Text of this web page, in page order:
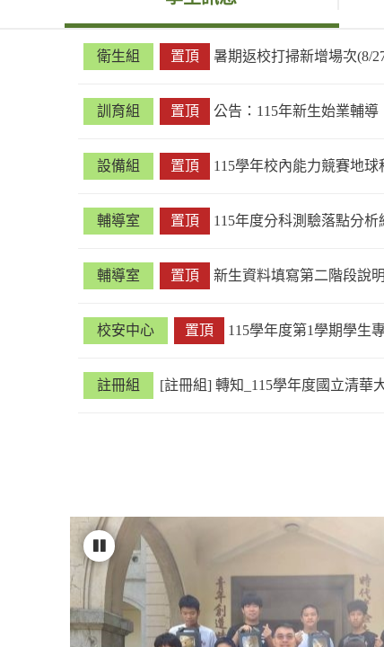
衛生組 置頂 暑期返校打掃新增場次(8/
訓育組 置頂 公告：115年新生始業輔導
設備組 置頂 115學年校內能力競賽地球
輔導室 置頂 115年度分科測驗落點分
輔導室 置頂 新生資料填寫第二階段說明
校安中心 置頂 115學年度第1學期學生
註冊組 [註冊組] 轉知_115學年度國立清華